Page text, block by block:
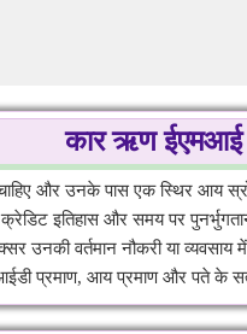
कार ऋण ईएमआई
और उनके पास एक स्थिर आय
इतिहास और समय पर
उनकी वर्तमान नौकरी या
प्रमाण, आय प्रमाण और पते के